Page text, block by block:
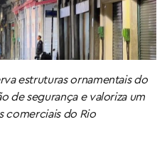
estruturas ornamentais do
de segurança e valoriza um
comerciais do Rio